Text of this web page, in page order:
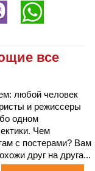
все
любой человек
и режиссеры
одном
Чем
с постерами? Вам
друг на друга...